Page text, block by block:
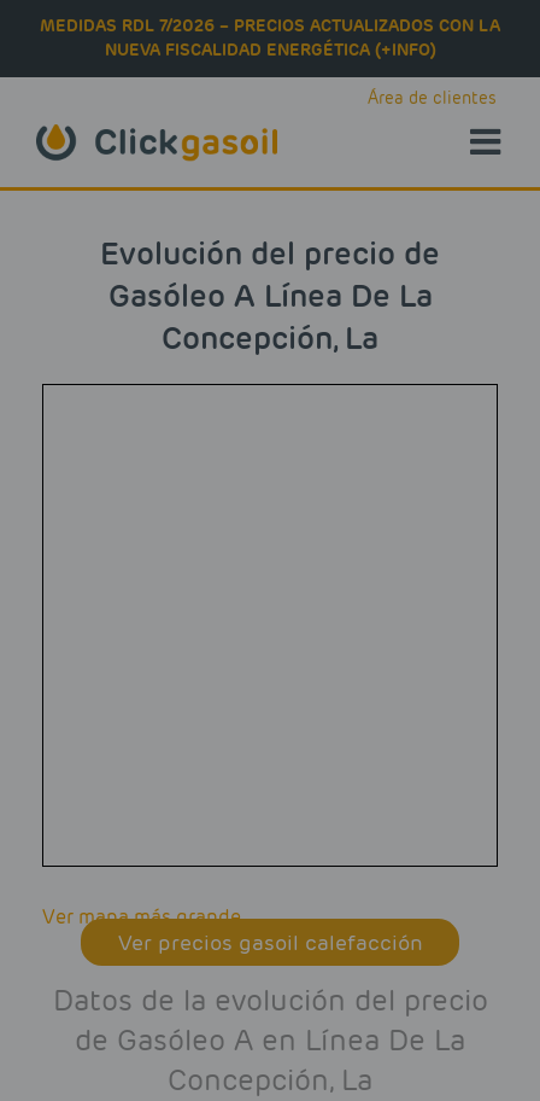
Skip to main content
MEDIDAS RDL 7/2026 – PRECIOS ACTUALIZADOS CON LA
NUEVA FISCALIDAD ENERGÉTICA (+INFO)
Área de clientes
Evolución del precio de
Gasóleo A Línea De La
Concepción, La
Ver mapa más grande
Ver precios gasoil calefacción
Datos de la evolución del precio
de Gasóleo A en Línea De La
Concepción, La